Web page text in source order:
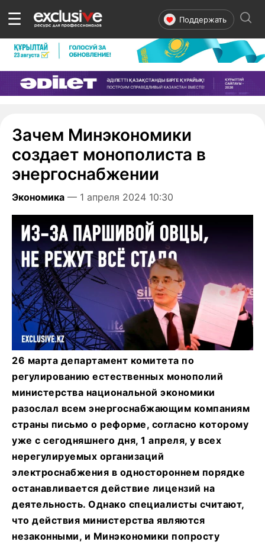
☰ Поддержать
Зачем Минэкономики
создает монополиста в
энергоснабжении
Экономика — 1 апреля 2024 10:30
26 марта департамент комитета по
регулированию естественных монополий
министерства национальной экономики
разослал всем энергоснабжающим компаниям
страны письмо о реформе, согласно которому
уже с сегодняшнего дня, 1 апреля, у всех
нерегулируемых организаций
электроснабжения в одностороннем порядке
останавливается действие лицензий на
деятельность. Однако специалисты считают,
что действия министерства являются
незаконными, и Минэкономики попросту